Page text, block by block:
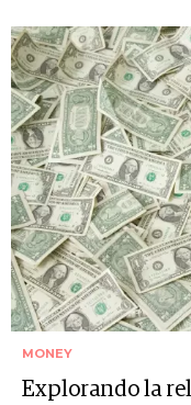
MONEY
Explorando la